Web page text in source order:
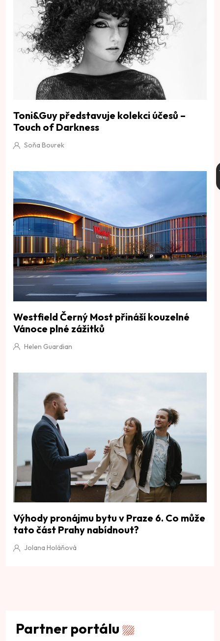
Toni&Guy představuje kolekci účesů –
Touch of Darkness
Soňa Bourek
Westfield Černý Most přináší kouzelné
Vánoce plné zážitků
Helen Guardian
Výhody pronájmu bytu v Praze 6. Co může
tato část Prahy nabídnout?
Jolana Holáňová
Partner portálu